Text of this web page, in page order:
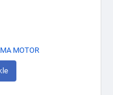
MOTOR